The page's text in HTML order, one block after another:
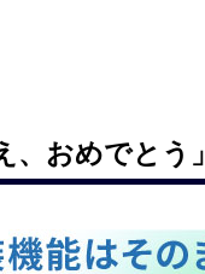
、おめでとう」